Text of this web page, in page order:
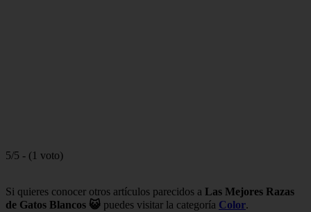
5/5 - (1 voto)
Si quieres conocer otros artículos parecidos a Las Mejores Razas
de Gatos Blancos 😺 puedes visitar la categoría Color.